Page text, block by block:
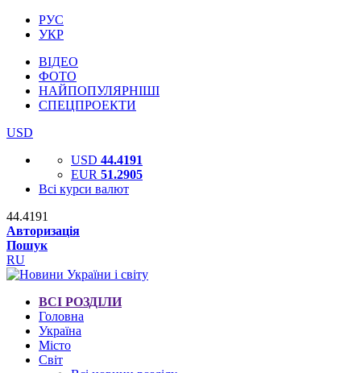
РУС
УКР
ВІДЕО
ФОТО
НАЙПОПУЛЯРНІШІ
СПЕЦПРОЕКТИ
USD
USD 44.4191
EUR 51.2905
Всі курси валют
44.4191
Авторизація
Пошук
RU
ВСІ РОЗДІЛИ
Головна
Україна
Місто
Світ